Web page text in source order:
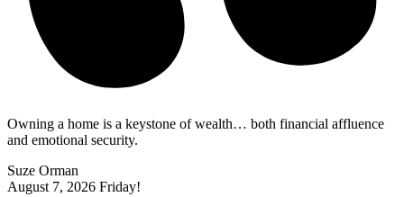
Owning a home is a keystone of wealth… both financial affluence
and emotional security.
Suze Orman
August 7, 2026 Friday!